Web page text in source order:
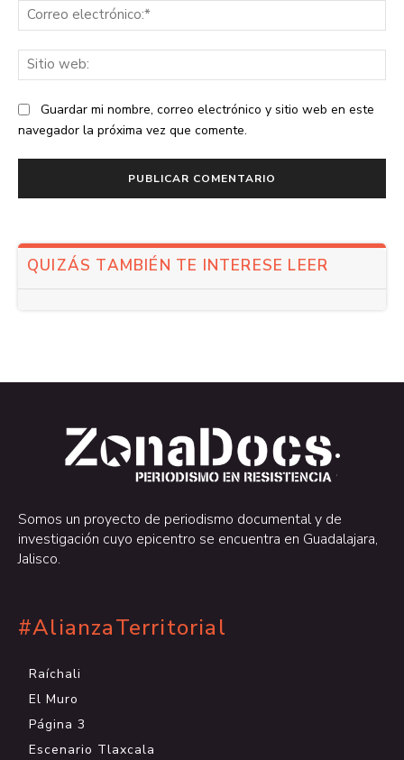
Guardar mi nombre, correo electrónico y sitio web en este
navegador la próxima vez que comente.
QUIZÁS TAMBIÉN TE INTERESE LEER
.
.
Somos un proyecto de periodismo documental y de
investigación cuyo epicentro se encuentra en Guadalajara,
Jalisco.
#AlianzaTerritorial
Raíchali
El Muro
Página 3
Escenario Tlaxcala